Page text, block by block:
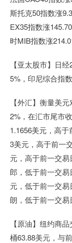
斯托克50指数涨
EX35指数涨
时MIB指数涨
【亚太股市】日
5%，印尼综合指数
【外汇】衡量美
2%，在汇市尾市
1.1656美元，高
3美元，高于前一
元，高于前一交
郎，低于前一交
元，低于前一交
朗，低于前一交易
【原油】纽约商
桶63.88美元，与